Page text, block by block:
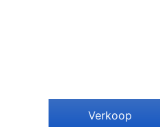
Verkoop